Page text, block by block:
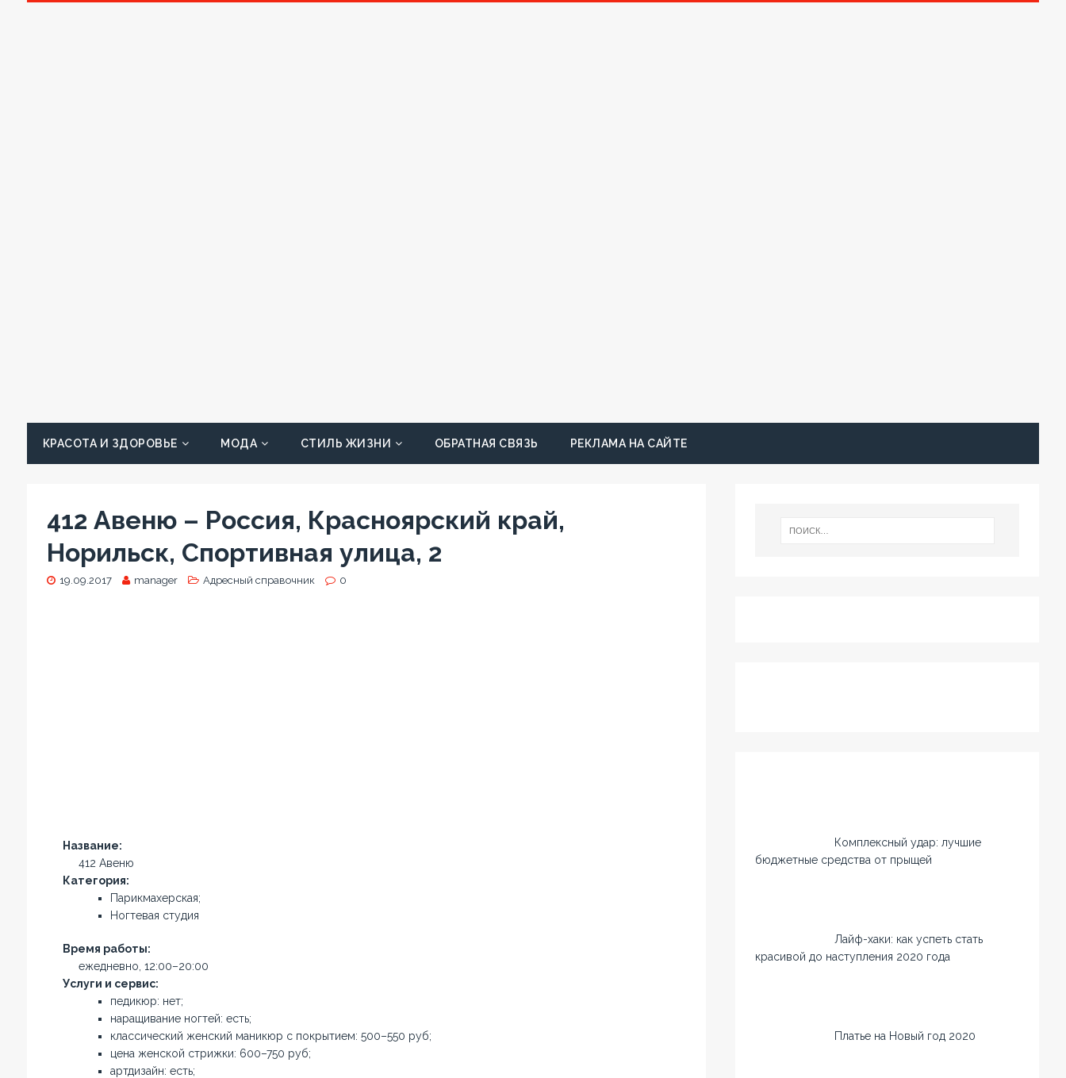
КРАСОТА И ЗДОРОВЬЕ МОДА СТИЛЬ ЖИЗНИ ОБРАТНАЯ СВЯЗЬ РЕКЛАМА НА САЙТЕ
412 Авеню – Россия, Красноярский край,
Норильск, Спортивная улица, 2
19.09.2017 manager Адресный справочник 0
Название:
412 Авеню
Категория:
Парикмахерская;
Ногтевая студия
Время работы:
ежедневно, 12:00–20:00
Услуги и сервис:
педикюр: нет;
наращивание ногтей: есть;
классический женский маникюр с покрытием: 500–550 руб;
цена женской стрижки: 600–750 руб;
артдизайн: есть;
Комплексный удар: лучшие
бюджетные средства от прыщей
Лайф-хаки: как успеть стать
красивой до наступления 2020 года
Платье на Новый год 2020